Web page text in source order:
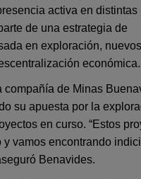
activa en distintas
de una estrategia de
en exploración, nuevos
económica.
compañía de Minas
su apuesta por la
en curso. “Estos
y vamos encontrando
Benavides.